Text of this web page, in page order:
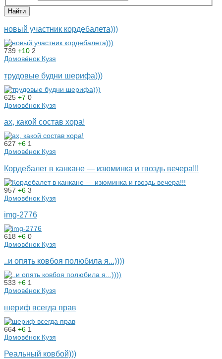
новый участник кордебалета)))
739 +10 2
Домовёнок Кузя
трудовые будни шерифа)))
625 +7 0
Домовёнок Кузя
ах, какой состав хора!
627 +6 1
Домовёнок Кузя
Кордебалет в канкане — изюминка и гвоздь вечера!!!
957 +6 3
Домовёнок Кузя
img-2776
618 +6 0
Домовёнок Кузя
..и опять ковбоя полюбила я...))))
533 +6 1
Домовёнок Кузя
шериф всегда прав
664 +6 1
Домовёнок Кузя
Реальный ковбой)))